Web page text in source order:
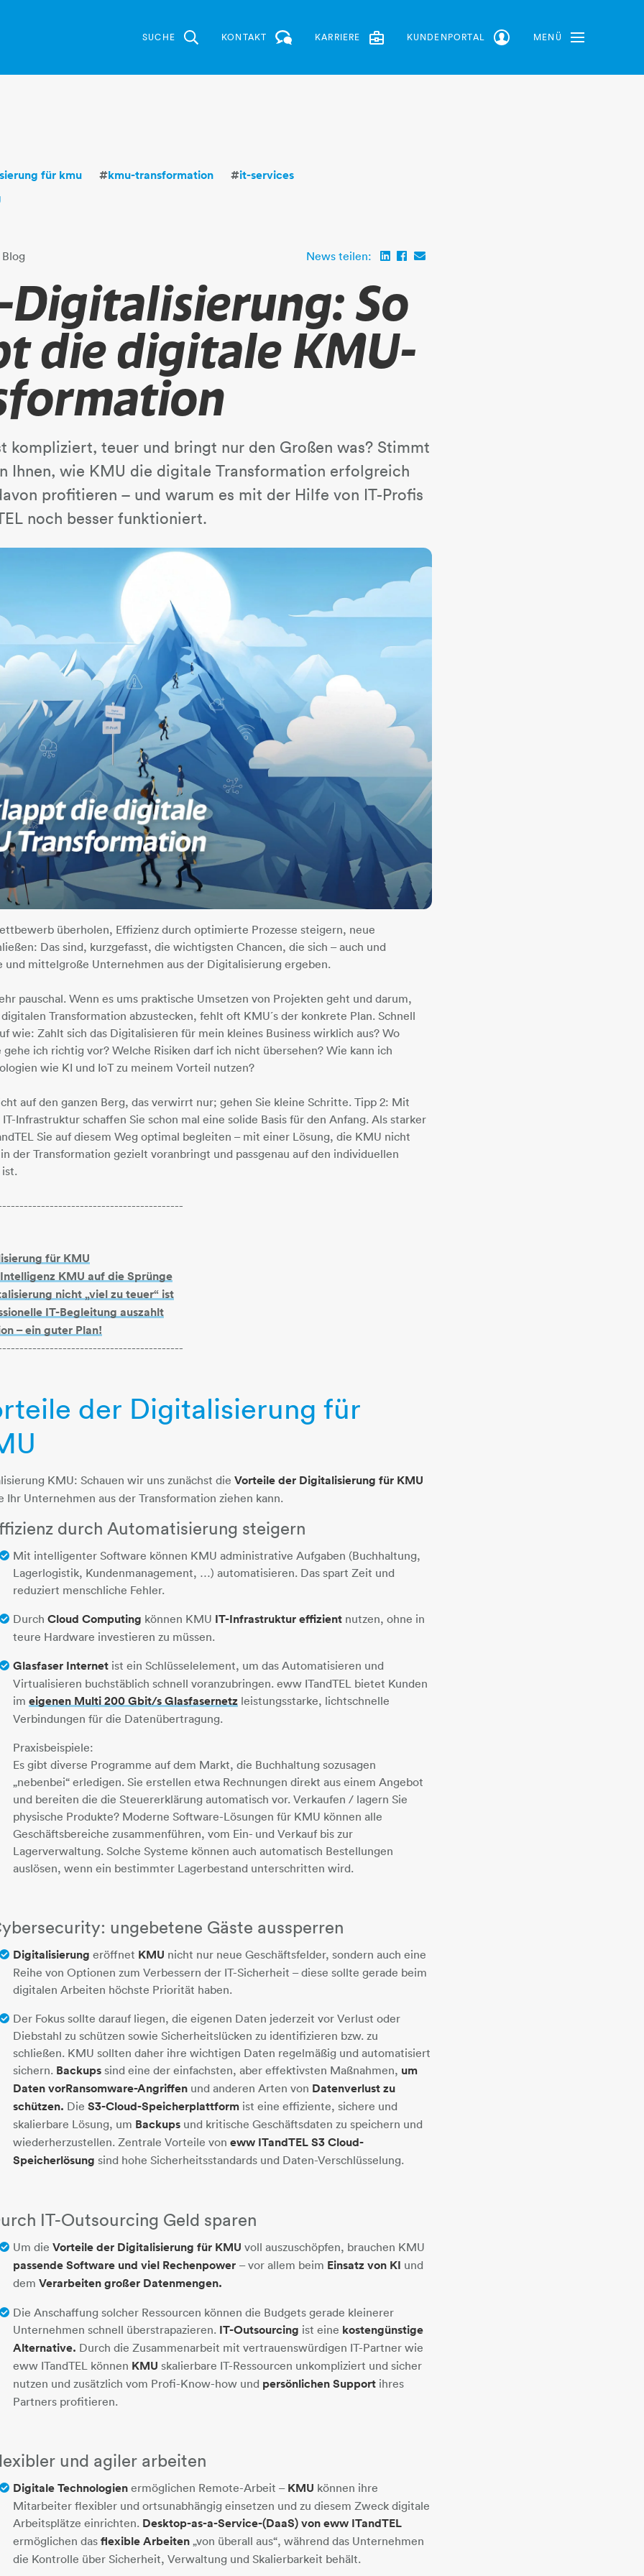
SUCHE KONTAKT KARRIERE KUNDENPORTAL MENÜ
Toggle Navbar
für kmu #kmu-transformation #it-services
News teilen:
Digitalisierung: So
die digitale KMU-
kompliziert, teuer und bringt nur den Großen was? Stimmt
Ihnen, wie KMU die digitale Transformation erfolgreich
profitieren – und warum es mit der Hilfe von IT-Profis
noch besser funktioniert.
überholen, Effizienz durch optimierte Prozesse steigern, neue
Das sind, kurzgefasst, die wichtigsten Chancen, die sich – auch und
und mittelgroße Unternehmen aus der Digitalisierung ergeben.
pauschal. Wenn es ums praktische Umsetzen von Projekten geht und darum,
Transformation abzustecken, fehlt oft KMU´s der konkrete Plan. Schnell
wie: Zahlt sich das Digitalisieren für mein kleines Business wirklich aus? Wo
gehe ich richtig vor? Welche Risiken darf ich nicht übersehen? Wie kann ich
wie KI und IoT zu meinem Vorteil nutzen?
auf den ganzen Berg, das verwirrt nur; gehen Sie kleine Schritte. Tipp 2: Mit
Infrastruktur schaffen Sie schon mal eine solide Basis für den Anfang. Als starker
Sie auf diesem Weg optimal begleiten – mit einer Lösung, die KMU nicht
der Transformation gezielt voranbringt und passgenau auf den individuellen
für KMU
KMU auf die Sprünge
nicht „viel zu teuer“ ist
IT-Begleitung auszahlt
– ein guter Plan!
der Digitalisierung für
KMU: Schauen wir uns zunächst die Vorteile der Digitalisierung für KMU
Ihr Unternehmen aus der Transformation ziehen kann.
durch Automatisierung steigern
Mit intelligenter Software können KMU administrative Aufgaben (Buchhaltung,
Lagerlogistik, Kundenmanagement, …) automatisieren. Das spart Zeit und
reduziert menschliche Fehler.
Durch Cloud Computing können KMU IT-Infrastruktur effizientnutzen, ohne in
teure Hardware investieren zu müssen.
Glasfaser Internetist ein Schlüsselelement, um das Automatisieren und
Virtualisieren buchstäblich schnell voranzubringen. eww ITandTEL bietet Kunden
im eigenen Multi 200 Gbit/s Glasfasernetz leistungsstarke, lichtschnelle
Verbindungen für die Datenübertragung.
Praxisbeispiele:
Es gibt diverse Programme auf dem Markt, die Buchhaltung sozusagen
„nebenbei“ erledigen. Sie erstellen etwa Rechnungen direkt aus einem Angebot
und bereiten die die Steuererklärung automatisch vor. Verkaufen / lagern Sie
physische Produkte? Moderne Software-Lösungen für KMU können alle
Geschäftsbereiche zusammenführen, vom Ein- und Verkauf bis zur
Lagerverwaltung. Solche Systeme können auch automatisch Bestellungen
auslösen, wenn ein bestimmter Lagerbestand unterschritten wird.
ungebetene Gäste aussperren
Digitalisierung eröffnet KMU nicht nur neue Geschäftsfelder, sondern auch eine
Reihe von Optionen zum Verbessern der IT-Sicherheit – diese sollte gerade beim
digitalen Arbeiten höchste Priorität haben.
Der Fokus sollte darauf liegen, die eigenen Daten jederzeit vor Verlust oder
Diebstahl zu schützen sowie Sicherheitslücken zu identifizieren bzw. zu
schließen. KMU sollten daher ihre wichtigen Daten regelmäßig und automatisiert
sichern. Backupssind eine der einfachsten, aber effektivsten Maßnahmen, um
Daten vorRansomware-Angriffenund anderen Arten von Datenverlust zu
schützen. Die S3-Cloud-Speicherplattformist eine effiziente, sichere und
skalierbare Lösung, um Backupsund kritische Geschäftsdaten zu speichern und
wiederherzustellen. Zentrale Vorteile von eww ITandTEL S3 Cloud-
Speicherlösung sind hohe Sicherheitsstandards und Daten-Verschlüsselung.
IT-Outsourcing Geld sparen
Um die Vorteile der Digitalisierung für KMU voll auszuschöpfen, brauchen KMU
passende Software und viel Rechenpower – vor allem beim Einsatz von KI und
dem Verarbeiten großer Datenmengen.
Die Anschaffung solcher Ressourcen können die Budgets gerade kleinerer
Unternehmen schnell überstrapazieren. IT-Outsourcing ist eine kostengünstige
Alternative. Durch die Zusammenarbeit mit vertrauenswürdigen IT-Partner wie
eww ITandTEL können KMU skalierbare IT-Ressourcen unkompliziert und sicher
nutzen und zusätzlich vom Profi-Know-how und persönlichen Supportihres
Partners profitieren.
und agiler arbeiten
Digitale Technologienermöglichen Remote-Arbeit – KMU können ihre
Mitarbeiter flexibler und ortsunabhängig einsetzen und zu diesem Zweck digitale
Arbeitsplätze einrichten. Desktop-as-a-Service-(DaaS) von eww ITandTEL
ermöglichen das flexible Arbeiten„von überall aus“, während das Unternehmen
die Kontrolle über Sicherheit, Verwaltung und Skalierbarkeit behält.